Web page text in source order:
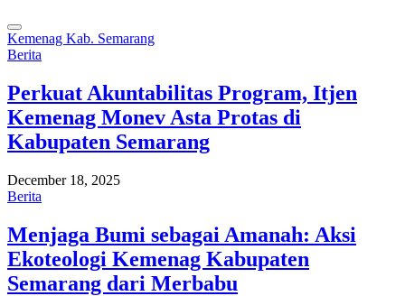
Kemenag Kab. Semarang
Berita
Perkuat Akuntabilitas Program, Itjen
Kemenag Monev Asta Protas di
Kabupaten Semarang
December 18, 2025
Berita
Menjaga Bumi sebagai Amanah: Aksi
Ekoteologi Kemenag Kabupaten
Semarang dari Merbabu